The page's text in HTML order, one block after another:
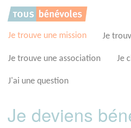
Je trouve une mission Je
Je trouve une association Je
J'ai une question
Je deviens
Panneau de gestion des cookies